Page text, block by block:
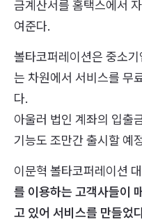
금계산서를 홈택스에서
여준다.
볼타코퍼레이션은 중소
는 차원에서 서비스를 무
다.
아울러 법인 계좌의 입출
기능도 조만간 출시할 예
이문혁 볼타코퍼레이션
를 이용하는 고객사들이
고 있어 서비스를 만들었